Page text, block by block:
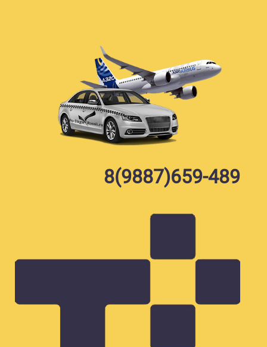
8(9887)659-489